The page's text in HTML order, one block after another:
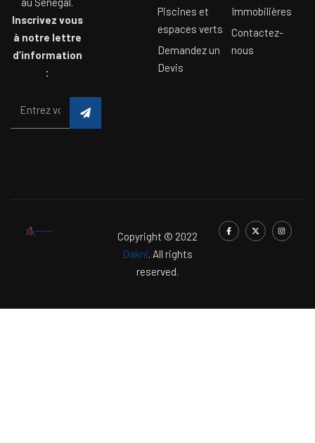
Inscrivez vous
à notre lettre
d’information
:
Piscines et
espaces verts
Demandez un
Devis
Immobilières
Contactez-
nous
Copyright © 2022
Dakni. All rights
reserved.